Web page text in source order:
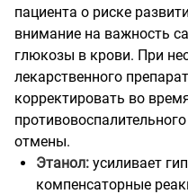
пациента о риске
внимание на важность
глюкозы в крови. При
лекарственного
корректировать во
отмены.
Этанол: усиливает
компенсаторные